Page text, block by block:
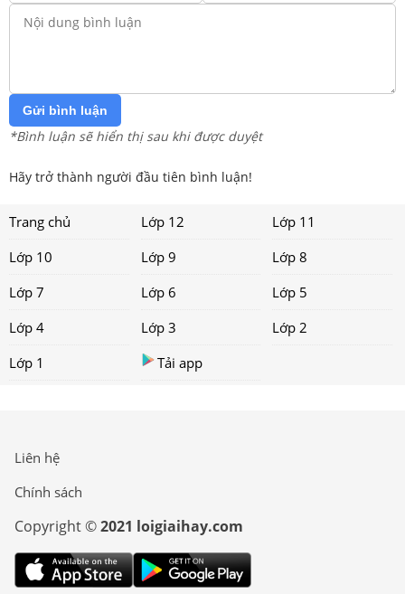
Gửi bình luận
*Bình luận sẽ hiển thị sau khi được duyệt
Hãy trở thành người đầu tiên bình luận!
Trang chủ Lớp 12
Lớp 11
Lớp 10
Lớp 9
Lớp 8
Lớp 7
Lớp 6
Lớp 5
Lớp 4
Lớp 3
Lớp 2
Lớp 1
Tải app
Liên hệ
Chính sách
Copyright ©2021 loigiaihay.com